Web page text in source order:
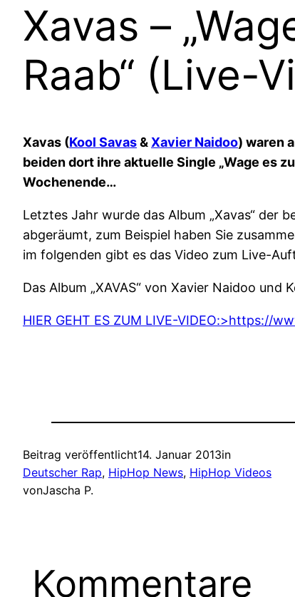
Xavas –
Raab“ (Live-
Xavas (Kool Savas&Xavier Naidoo) waren
beiden dort ihre aktuelle Single „Wage es
Wochenende…
Letztes Jahr wurde das Album „Xavas“ der
abgeräumt, zum Beispiel haben Sie
im folgenden gibt es das Video zum Live-
Das Album „XAVAS“ von Xavier Naidoo und
HIER GEHT ES ZUM LIVE-VIDEO:>https://
Beitrag veröffentlicht14. Januar 2013in
Deutscher Rap, HipHop News, HipHop Videos
vonJascha P.
Kommentare